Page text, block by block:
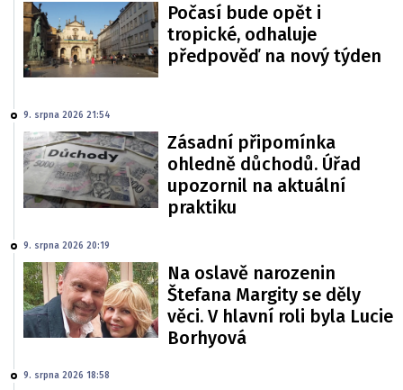
Počasí bude opět i
tropické, odhaluje
předpověď na nový týden
9. srpna 2026 21:54
Zásadní připomínka
ohledně důchodů. Úřad
upozornil na aktuální
praktiku
9. srpna 2026 20:19
Na oslavě narozenin
Štefana Margity se děly
věci. V hlavní roli byla Lucie
Borhyová
9. srpna 2026 18:58